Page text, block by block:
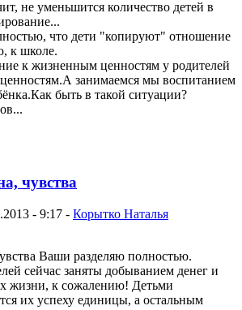
не уменьшится количество детей в
что дети "копируют" отношение
к школе.
к жизненным ценностям у родителей
занимаемся мы воспитанием
быть в такой ситуации?
чувства
- 9:17 - Корытко Наталья
Ваши разделяю полностью.
сейчас заняты добыванием денег и
жизни, к сожалению! Детьми
их успеху единицы, а остальным